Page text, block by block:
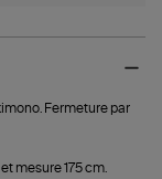
Fermeture par
mesure 175 cm.